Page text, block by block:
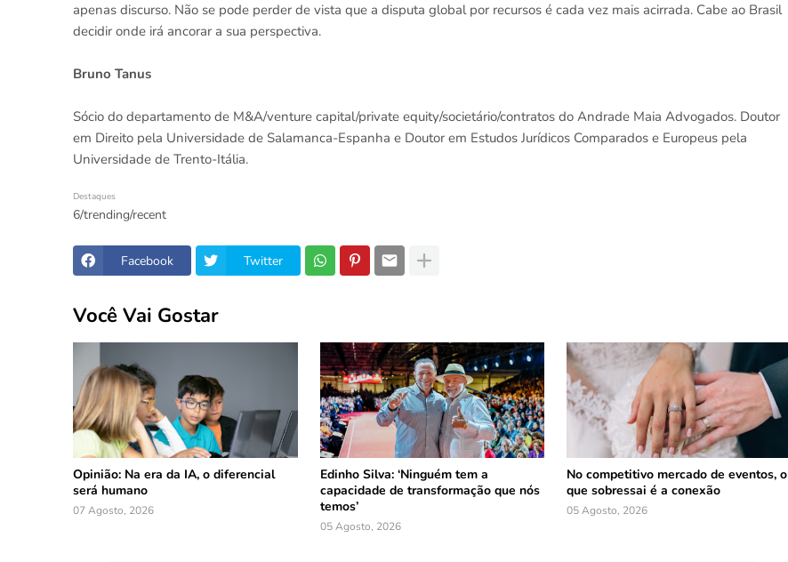
apenas discurso. Não se pode perder de vista que a disputa global por recursos é cada vez mais acirrada. Cabe ao Brasil
decidir onde irá ancorar a sua perspectiva.
Bruno Tanus
Sócio do departamento de M&A/venture capital/private equity/societário/contratos do Andrade Maia Advogados. Doutor
em Direito pela Universidade de Salamanca-Espanha e Doutor em Estudos Jurídicos Comparados e Europeus pela
Universidade de Trento-Itália.
Destaques
6/trending/recent
Facebook Twitter
Você Vai Gostar
Opinião: Na era da IA, o diferencial
será humano
07 Agosto, 2026
Edinho Silva: ‘Ninguém tem a
capacidade de transformação que nós
temos’
05 Agosto, 2026
No competitivo mercado de eventos, o
que sobressai é a conexão
05 Agosto, 2026